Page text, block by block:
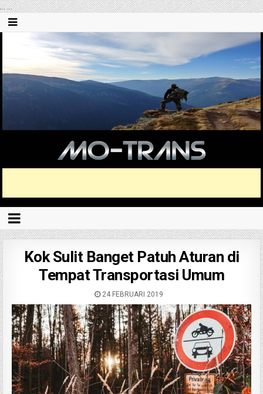
......
Kok Sulit Banget Patuh Aturan di
Tempat Transportasi Umum
24 FEBRUARI 2019